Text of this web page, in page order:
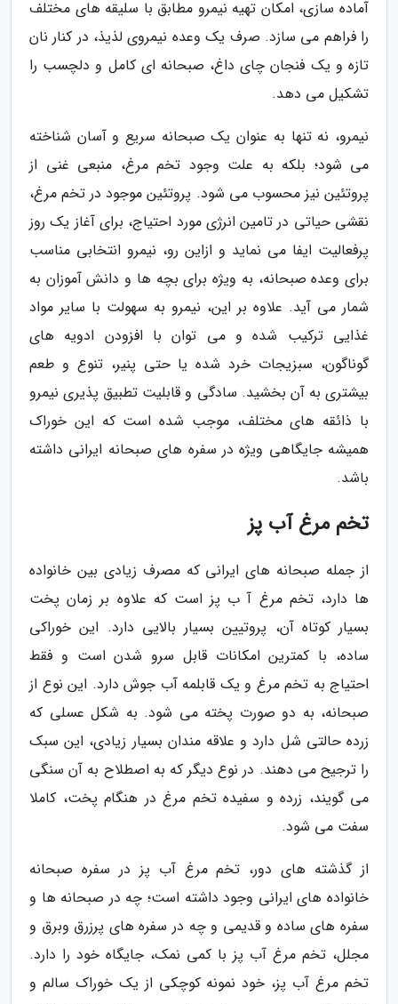
آماده سازی، امکان تهیه نیمرو مطابق با سلیقه های مختلف
را فراهم می سازد. صرف یک وعده نیمروی لذیذ، در کنار نان
تازه و یک فنجان چای داغ، صبحانه ای کامل و دلچسب را
تشکیل می دهد.
نیمرو، نه تنها به عنوان یک صبحانه سریع و آسان شناخته
می شود؛ بلکه به علت وجود تخم مرغ، منبعی غنی از
پروتئین نیز محسوب می شود. پروتئین موجود در تخم مرغ،
نقشی حیاتی در تامین انرژی مورد احتیاج، برای آغاز یک روز
پرفعالیت ایفا می نماید و ازاین رو، نیمرو انتخابی مناسب
برای وعده صبحانه، به ویژه برای بچه ها و دانش آموزان به
شمار می آید. علاوه بر این، نیمرو به سهولت با سایر مواد
غذایی ترکیب شده و می توان با افزودن ادویه های
گوناگون، سبزیجات خرد شده یا حتی پنیر، تنوع و طعم
بیشتری به آن بخشید. سادگی و قابلیت تطبیق پذیری نیمرو
با ذائقه های مختلف، موجب شده است که این خوراک
همیشه جایگاهی ویژه در سفره های صبحانه ایرانی داشته
باشد.
تخم مرغ آب پز
از جمله صبحانه های ایرانی که مصرف زیادی بین خانواده
ها دارد، تخم مرغ آ ب پز است که علاوه بر زمان پخت
بسیار کوتاه آن، پروتیین بسیار بالایی دارد. این خوراکی
ساده، با کمترین امکانات قابل سرو شدن است و فقط
احتیاج به تخم مرغ و یک قابلمه آب جوش دارد. این نوع از
صبحانه، به دو صورت پخته می شود. به شکل عسلی که
زرده حالتی شل دارد و علاقه مندان بسیار زیادی، این سبک
را ترجیح می دهند. در نوع دیگر که به اصطلاح به آن سنگی
می گویند، زرده و سفیده تخم مرغ در هنگام پخت، کاملا
سفت می شود.
از گذشته های دور، تخم مرغ آب پز در سفره صبحانه
خانواده های ایرانی وجود داشته است؛ چه در صبحانه ها و
سفره های ساده و قدیمی و چه در سفره های پرزرق وبرق و
مجلل، تخم مرغ آب پز با کمی نمک، جایگاه خود را دارد.
تخم مرغ آب پز، خود نمونه کوچکی از یک خوراک سالم و